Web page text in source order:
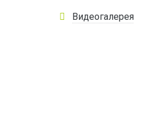
Видеогалерея